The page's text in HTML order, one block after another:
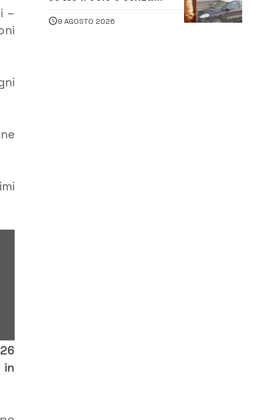
–
in
denunciano proprietario
9 AGOSTO 2026